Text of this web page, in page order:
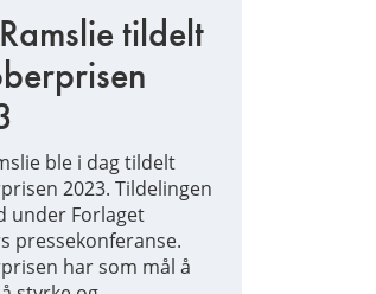
tildelt
ble i dag tildelt
2023. Tildelingen
under Forlaget
pressekonferanse.
har som mål å